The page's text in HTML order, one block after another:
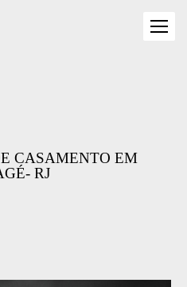
CASAMENTO EM
RJ